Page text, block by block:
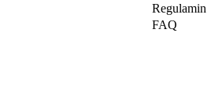
Regulamin
FAQ